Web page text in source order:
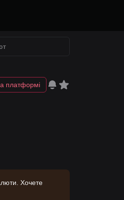
платформі
Хочете